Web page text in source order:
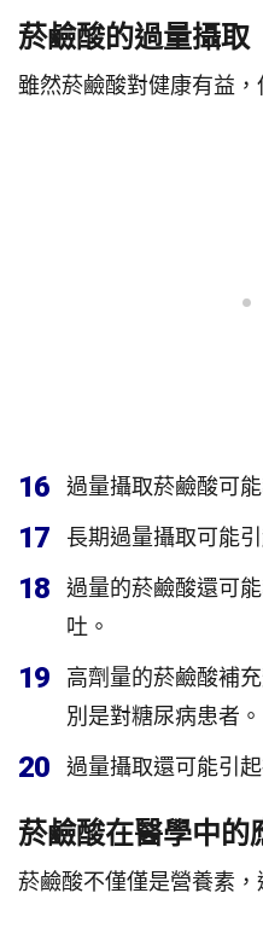
菸鹼酸的過量攝取
雖然菸鹼酸對健康有益
16 過量攝取菸鹼酸可
17 長期過量攝取可能
18
過量的菸鹼酸還可
吐。
19
高劑量的菸鹼酸補
別是對糖尿病患者。
20 過量攝取還可能引
菸鹼酸在醫學中的
菸鹼酸不僅僅是營養素